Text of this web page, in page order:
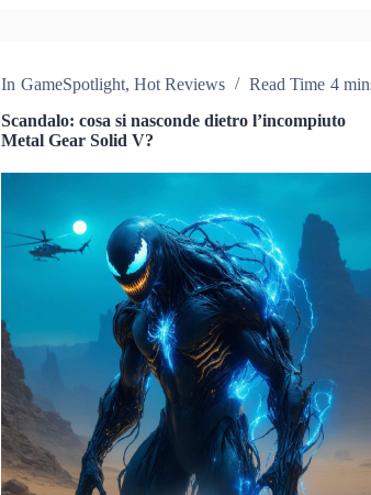
In GameSpotlight, Hot Reviews Read Time 4
Scandalo: cosa si nasconde dietro l’incompiuto
Metal Gear Solid V?